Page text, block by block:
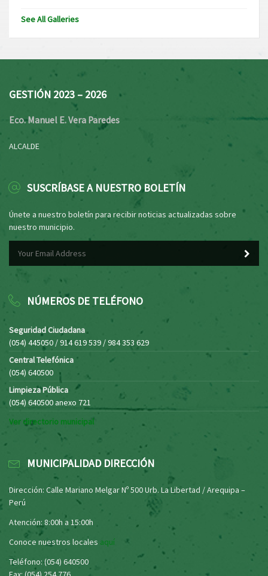
See All Galleries
GESTIÓN 2023 – 2026
Eco. Manuel E. Vera Paredes
ALCALDE
SUSCRÍBASE A NUESTRO BOLETÍN
Únete a nuestro boletín para recibir noticias actualizadas sobre
nuestro municipio.
NÚMEROS DE TELÉFONO
Seguridad Ciudadana
(054) 445050 / 914 619 539 / 984 353 629
Central Telefónica
(054) 640500
Limpieza Pública
(054) 640500 anexo 721
Ver directorio municipal
MUNICIPALIDAD DIRECCIÓN
Dirección: Calle Mariano Melgar Nº 500 Urb. La Libertad / Arequipa –
Perú
Atención: 8:00h a 15:00h
Conoce nuestros locales aquí
Teléfono: (054) 640500